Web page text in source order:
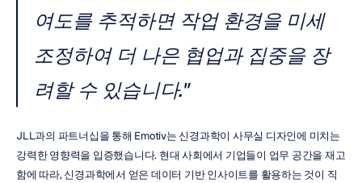
여도를 추적하면 작업 환경을 미세
조정하여 더 나은 협업과 집중을 장
려할 수 있습니다."
JLL과의 파트너십을 통해 Emotiv는 신경과학이 사무실 디자인에 미치는
강력한 영향력을 입증했습니다. 현대 사회에서 기업들이 업무 공간을 재고
함에 따라, 신경과학에서 얻은 데이터 기반 인사이트를 활용하는 것이 직